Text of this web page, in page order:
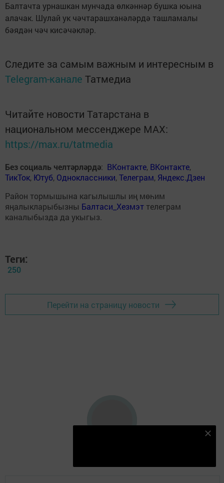
Балтачта урнашкан мунчада өлкәннәр бушка юына
алачак. Шулай ук чәчтарашханәләрдә ташламалы
бәядән чәч кисәчәкләр.
Следите за самым важным и интересным в
Telegram-канале Татмедиа
Читайте новости Татарстана в
национальном мессенджере MАХ:
https://max.ru/tatmedia
Без социаль челтәрләрдә: ВКонтакте, ВКонтакте,
ТикТок, Ютуб, Одноклассники,Телеграм, Яндекс.Дзен
Район тормышына кагылышлы иң мөһим
яңалыкларыбызны Балтаси_Хезмэт телеграм
каналыбызда да укыгыз.
Теги:
250
Перейти на страницу новости